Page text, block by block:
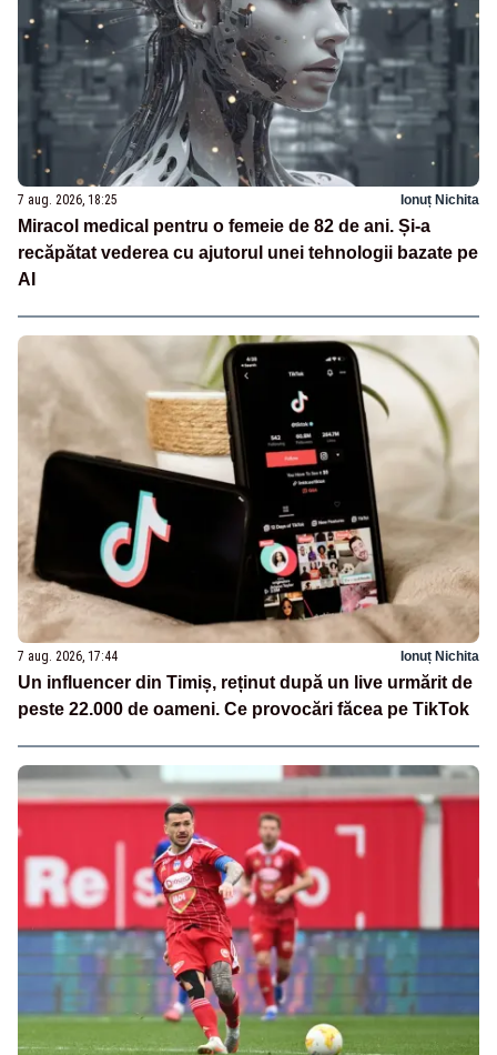
7 aug. 2026, 18:25 Ionuț Nichita
Miracol medical pentru o femeie de 82 de ani. Și-a
recăpătat vederea cu ajutorul unei tehnologii bazate pe
AI
7 aug. 2026, 17:44 Ionuț Nichita
Un influencer din Timiș, reținut după un live urmărit de
peste 22.000 de oameni. Ce provocări făcea pe TikTok